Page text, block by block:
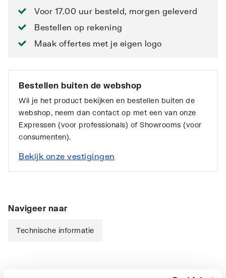
Voor 17.00 uur besteld, morgen geleverd
Bestellen op rekening
Maak offertes met je eigen logo
Bestellen buiten de webshop
Wil je het product bekijken en bestellen buiten de
webshop, neem dan contact op met een van onze
Expressen (voor professionals) of Showrooms (voor
consumenten).
Bekijk onze vestigingen
Navigeer naar
Technische informatie